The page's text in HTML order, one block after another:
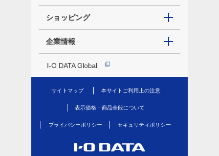
ショッピング
企業情報
I-O DATA Global
サイトマップ 本サイトご利用上の注意
表示価格・商品全般について
プライバシーポリシー セキュリティポリシー